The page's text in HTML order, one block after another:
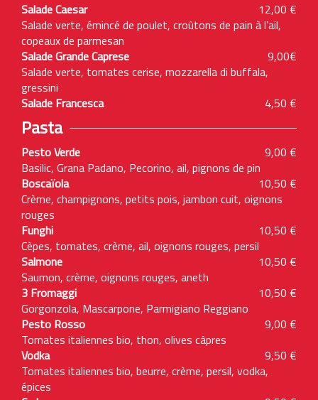
Salade Caesar
12,00 €
Salade verte, émincé de poulet, croûtons de pain à l’ail,
copeaux de parmesan
Salade Grande Caprese
9,00€
Salade verte, tomates cerise, mozzarella di buffala,
gressini
Salade Francesca
4,50 €
Pasta
Pesto Verde
9,00 €
Basilic, Grana Padano, Pecorino, ail, pignons de pin
Boscaïola
10,50 €
Crème, champignons, petits pois, jambon cuit, oignons
rouges
Funghi
10,50 €
Cèpes, tomates, crème, ail, oignons rouges, persil
Salmone
10,50 €
Saumon, crème, oignons rouges, aneth
3 Fromaggi
10,50 €
Gorgonzola, Mascarpone, Parmigiano Reggiano
Pesto Rosso
9,00 €
Tomates italiennes bio, thon, olives câpres
Vodka
9,50 €
Tomates italiennes bio, beurre, crème, persil, vodka,
épices